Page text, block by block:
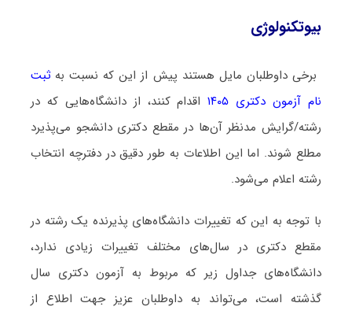
ﺑﻴﻮﺗﻜﻨﻮﻟﻮژی
برخی داوطلبان مایل هستند پیش از این که نسبت به ثبت
نام آزمون دکتری ۱۴۰۵
اقدام کنند، از دانشگاه‌هایی که در
رشته/گرایش مدنظر آن‌ها در مقطع دکتری دانشجو می‌پذیرد
مطلع شوند. اما این اطلاعات به طور دقیق در دفترچه انتخاب
رشته اعلام می‌شود.
با توجه به این که تغییرات دانشگاه‌های پذیرنده یک رشته در
مقطع دکتری در سال‌های مختلف تغییرات زیادی ندارد،
دانشگاه‌های جداول زیر که مربوط به آزمون دکتری سال
گذشته است، می‌تواند به داوطلبان عزیز جهت اطلاع از